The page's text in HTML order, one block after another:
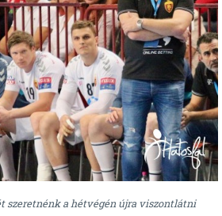
szeretnénk a hétvégén újra viszontlátni